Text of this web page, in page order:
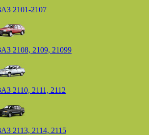
2101-2107
2108, 2109, 21099
2110, 2111, 2112
2113, 2114, 2115